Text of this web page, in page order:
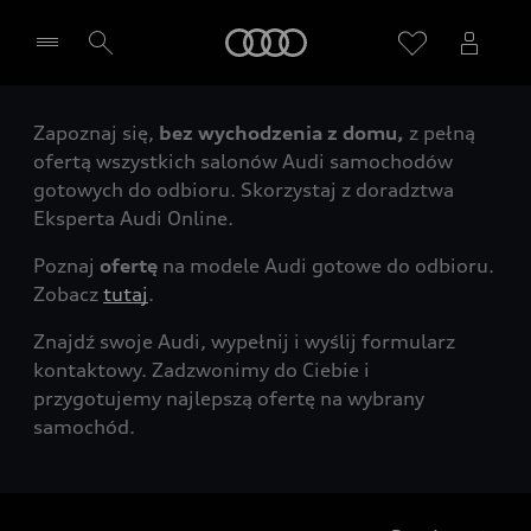
Wybierz Twojego Partnera Audi
Zapoznaj się, bez wychodzenia z domu, z pełną
ofertą wszystkich salonów Audi samochodów
gotowych do odbioru. Skorzystaj z doradztwa
Eksperta Audi Online.
Poznaj ofertę na modele Audi gotowe do odbioru.
Zobacz tutaj.
Znajdź swoje Audi, wypełnij i wyślij formularz
kontaktowy. Zadzwonimy do Ciebie i
przygotujemy najlepszą ofertę na wybrany
samochód.